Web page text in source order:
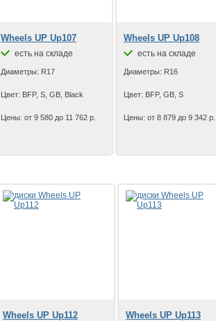
Wheels UP Up107
есть на складе
Диаметры: R17
Цвет: BFP, S, GB, Black
Цены: от 9 580 до 11 762 р.
Wheels UP Up108
есть на складе
Диаметры: R16
Цвет: BFP, GB, S
Цены: от 8 879 до 9 342 р.
Wheels UP Up112 Wheels UP Up113